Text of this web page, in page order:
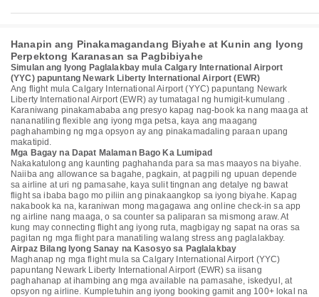
Hanapin ang Pinakamagandang Biyahe at Kunin ang Iyong
Perpektong Karanasan sa Pagbibiyahe
Simulan ang Iyong Paglalakbay mula Calgary International Airport
(YYC) papuntang Newark Liberty International Airport (EWR)
Ang flight mula Calgary International Airport (YYC) papuntang Newark
Liberty International Airport (EWR) ay tumatagal ng humigit-kumulang .
Karaniwang pinakamababa ang presyo kapag nag-book ka nang maaga at
nananatiling flexible ang iyong mga petsa, kaya ang maagang
paghahambing ng mga opsyon ay ang pinakamadaling paraan upang
makatipid.
Mga Bagay na Dapat Malaman Bago Ka Lumipad
Nakakatulong ang kaunting paghahanda para sa mas maayos na biyahe.
Naiiba ang allowance sa bagahe, pagkain, at pagpili ng upuan depende
sa airline at uri ng pamasahe, kaya sulit tingnan ang detalye ng bawat
flight sa ibaba bago mo piliin ang pinakaangkop sa iyong biyahe. Kapag
nakabook ka na, karaniwan mong magagawa ang online check-in sa app
ng airline nang maaga, o sa counter sa paliparan sa mismong araw. At
kung may connecting flight ang iyong ruta, magbigay ng sapat na oras sa
pagitan ng mga flight para manatiling walang stress ang paglalakbay.
Airpaz Bilang Iyong Sanay na Kasosyo sa Paglalakbay
Maghanap ng mga flight mula sa Calgary International Airport (YYC)
papuntang Newark Liberty International Airport (EWR) sa iisang
paghahanap at ihambing ang mga available na pamasahe, iskedyul, at
opsyon ng airline. Kumpletuhin ang iyong booking gamit ang 100+ lokal na